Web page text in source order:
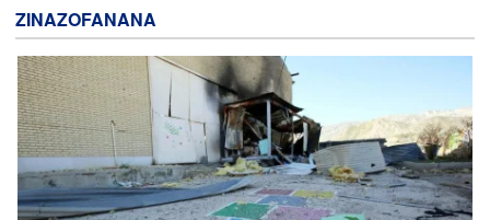
ZINAZOFANANA